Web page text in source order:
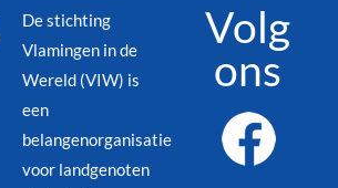
De stichting
Vlamingen in de
Wereld (VIW) is
een
belangenorganisatie
voor landgenoten
Volg
ons